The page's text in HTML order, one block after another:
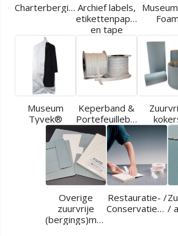
Charterbergingen Archief labels,
etikettenpapier
en tape
Foam
Museum
Tyvek®
Keperband &
Portefeuilleband
Overige
zuurvrije
(bergings)materialen
Restauratie- /
Conservatiematerialen /